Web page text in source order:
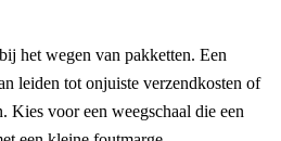
het wegen van pakketten. Een
leiden tot onjuiste verzendkosten of
Kies voor een weegschaal die een